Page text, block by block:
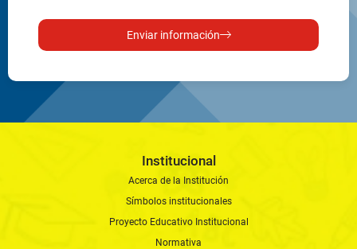
Enviar información
Institucional
Acerca de la Institución
Símbolos institucionales
Proyecto Educativo Institucional
Normativa